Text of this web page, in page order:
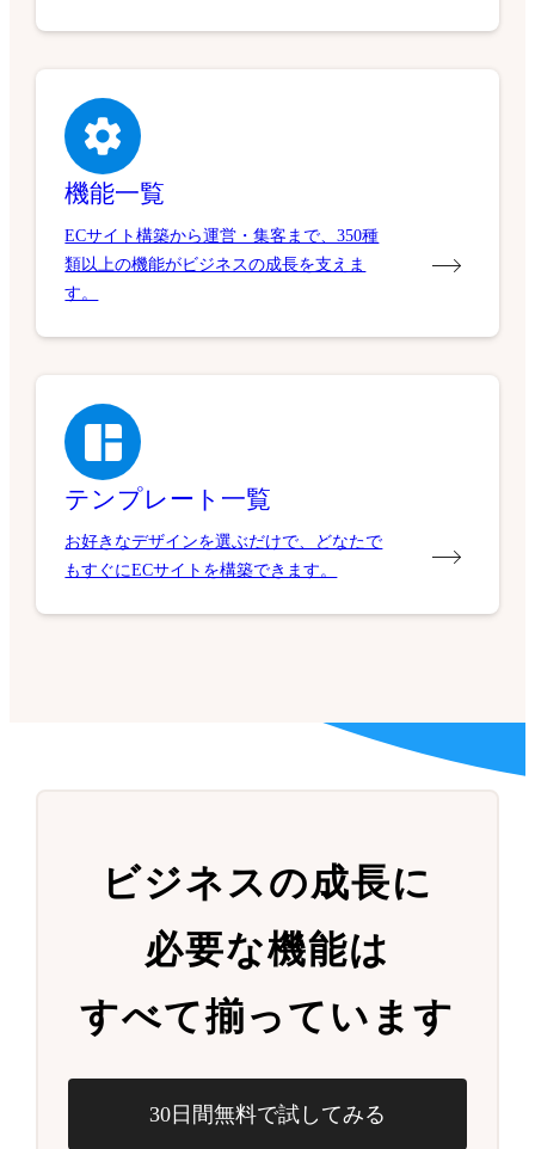
機能一覧
ECサイト構築から運営・集客まで、350種
類以上の機能がビジネスの成長を支えま
す。
テンプレート一覧
お好きなデザインを選ぶだけで、どなたで
もすぐにECサイトを構築できます。
ビジネスの成長に
必要な機能は
すべて揃っています
30日間無料で試してみる